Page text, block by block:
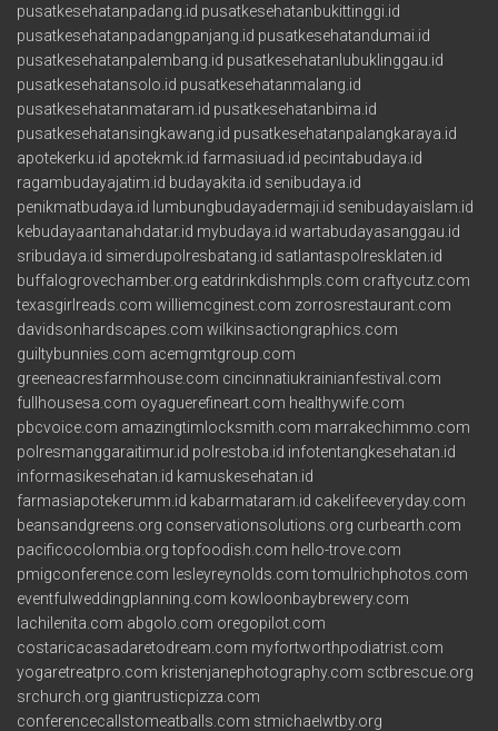
pusatkesehatanpadang.id pusatkesehatanbukittinggi.id
pusatkesehatanpadangpanjang.id pusatkesehatandumai.id
pusatkesehatanpalembang.id pusatkesehatanlubuklinggau.id
pusatkesehatansolo.id pusatkesehatanmalang.id
pusatkesehatanmataram.id pusatkesehatanbima.id
pusatkesehatansingkawang.id pusatkesehatanpalangkaraya.id
apotekerku.id apotekmk.id farmasiuad.id pecintabudaya.id
ragambudayajatim.id budayakita.id senibudaya.id
penikmatbudaya.id lumbungbudayadermaji.id senibudayaislam.id
kebudayaantanahdatar.id mybudaya.id wartabudayasanggau.id
sribudaya.id simerdupolresbatang.id satlantaspolresklaten.id
buffalogrovechamber.org eatdrinkdishmpls.com craftycutz.com
texasgirlreads.com williemcginest.com zorrosrestaurant.com
davidsonhardscapes.com wilkinsactiongraphics.com
guiltybunnies.com acemgmtgroup.com
greeneacresfarmhouse.com cincinnatiukrainianfestival.com
fullhousesa.com oyaguerefineart.com healthywife.com
pbcvoice.com amazingtimlocksmith.com marrakechimmo.com
polresmanggaraitimur.id polrestoba.id infotentangkesehatan.id
informasikesehatan.id kamuskesehatan.id
farmasiapotekerumm.id kabarmataram.id cakelifeeveryday.com
beansandgreens.org conservationsolutions.org curbearth.com
pacificocolombia.org topfoodish.com hello-trove.com
pmigconference.com lesleyreynolds.com tomulrichphotos.com
eventfulweddingplanning.com kowloonbaybrewery.com
lachilenita.com abgolo.com oregopilot.com
costaricacasadaretodream.com myfortworthpodiatrist.com
yogaretreatpro.com kristenjanephotography.com sctbrescue.org
srchurch.org giantrusticpizza.com
conferencecallstomeatballs.com stmichaelwtby.org